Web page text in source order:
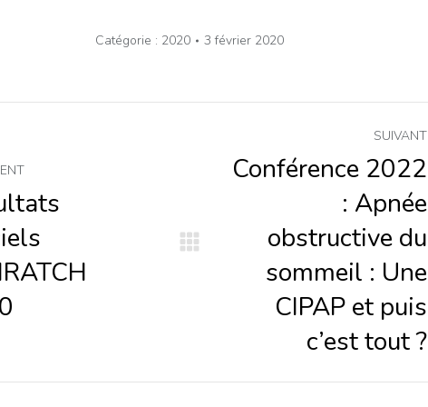
Catégorie : 2020 3 février 2020
SUIVANT
Article
suivant
Conférence 2022
: Apnée
obstructive du
sommeil : Une
CIPAP et puis
c’est tout ?